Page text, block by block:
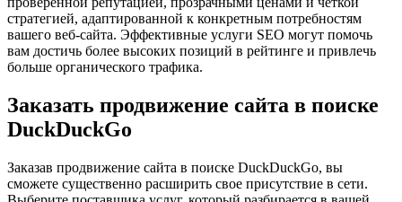
стратегией, адаптированной к конкретным потребностям
вашего веб-сайта. Эффективные услуги SEO могут помочь
вам достичь более высоких позиций в рейтинге и привлечь
больше органического трафика.
Заказать продвижение сайта в поиске
DuckDuckGo
Заказав продвижение сайта в поиске DuckDuckGo, вы
сможете существенно расширить свое присутствие в сети.